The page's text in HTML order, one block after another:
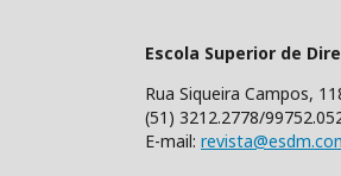
Escola Superior de
Rua Siqueira Campos,
(51) 3212.2778/
E-mail: